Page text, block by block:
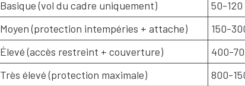
Basique (vol du cadre uniquement) 50-120
Moyen (protection intempéries + attache) 150-
Élevé (accès restreint + couverture) 400-
Très élevé (protection maximale) 800-